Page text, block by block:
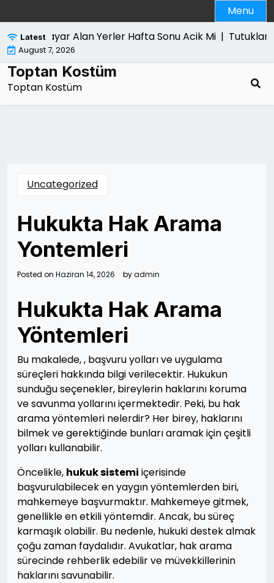
to
content
Menu
Latest
Bilgisayar Alan Yerler Hafta Sonu Acik Mi |
August 7, 2026
Toptan Kostüm
Toptan Kostüm
Uncategorized
Hukukta Hak Arama
Yontemleri
Posted on Haziran 14, 2026 byadmin
Hukukta Hak Arama
Yöntemleri
Bu makalede, , başvuru yolları ve uygulama
süreçleri hakkında bilgi verilecektir. Hukukun
sunduğu seçenekler, bireylerin haklarını koruma
ve savunma yollarını içermektedir. Peki, bu hak
arama yöntemleri nelerdir? Her birey, haklarını
bilmek ve gerektiğinde bunları aramak için çeşitli
yolları kullanabilir.
Öncelikle, hukuk sistemi içerisinde
başvurulabilecek en yaygın yöntemlerden biri,
mahkemeye başvurmaktır. Mahkemeye gitmek,
genellikle en etkili yöntemdir. Ancak, bu süreç
karmaşık olabilir. Bu nedenle, hukuki destek almak
çoğu zaman faydalıdır. Avukatlar, hak arama
sürecinde rehberlik edebilir ve müvekkillerinin
haklarını savunabilir.